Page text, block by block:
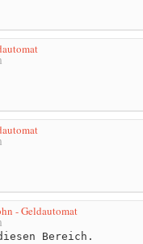
- Geldautomat
Bereich.